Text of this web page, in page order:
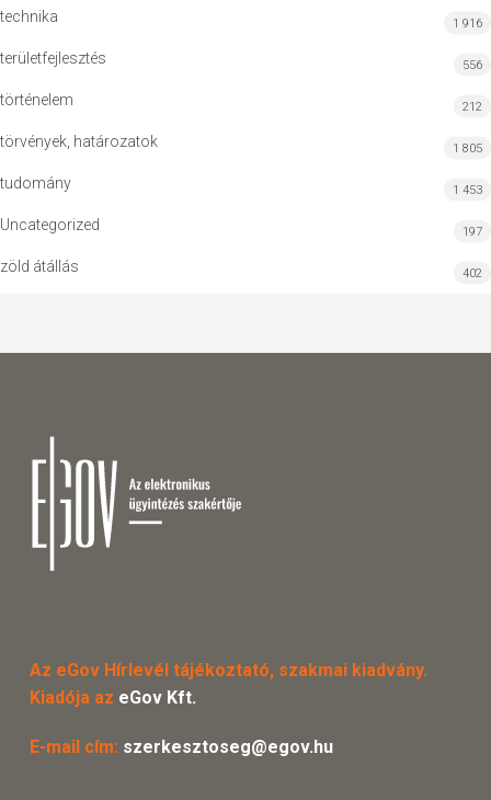
technika 1 916
területfejlesztés 556
történelem 212
törvények, határozatok 1 805
tudomány 1 453
Uncategorized 197
zöld átállás 402
Az eGov Hírlevél tájékoztató, szakmai kiadvány.
Kiadója az eGov Kft.
E-mail cím: szerkesztoseg@egov.hu